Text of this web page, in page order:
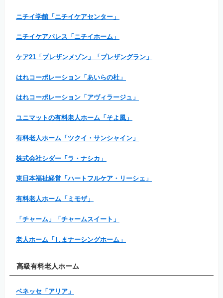
ニチイ学館「ニチイケアセンター」
ニチイケアパレス「ニチイホーム」
ケア21「プレザンメゾン」「プレザングラン」
はれコーポレーション「あいらの杜」
はれコーポレーション「アヴィラージュ」
ユニマットの有料老人ホーム「そよ風」
有料老人ホーム「ツクイ・サンシャイン」
株式会社シダー「ラ・ナシカ」
東日本福祉経営「ハートフルケア・リーシェ」
有料老人ホーム「ミモザ」
「チャーム」「チャームスイート」
老人ホーム「しまナーシングホーム」
高級有料老人ホーム
ベネッセ「アリア」